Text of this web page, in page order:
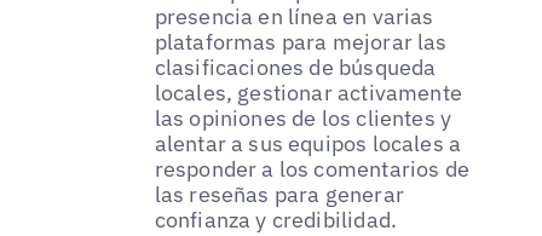
presencia en línea en varias
plataformas para mejorar las
clasificaciones de búsqueda
locales, gestionar activamente
las opiniones de los clientes y
alentar a sus equipos locales a
responder a los comentarios de
las reseñas para generar
confianza y credibilidad.